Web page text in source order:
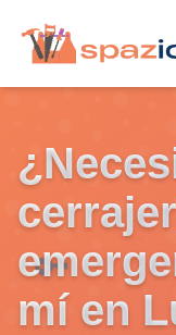
🔑
mí en